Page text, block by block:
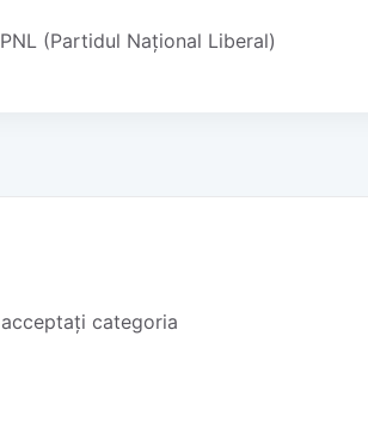
PNL (Partidul Național Liberal)